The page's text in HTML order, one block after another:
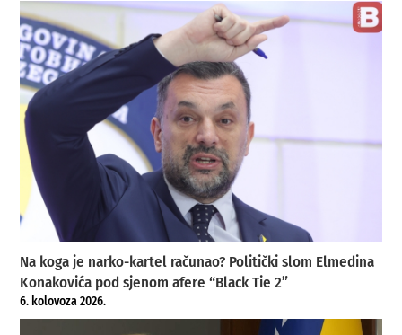
Na koga je narko-kartel računao? Politički slom Elmedina
Konakovića pod sjenom afere “Black Tie 2”
6. kolovoza 2026.